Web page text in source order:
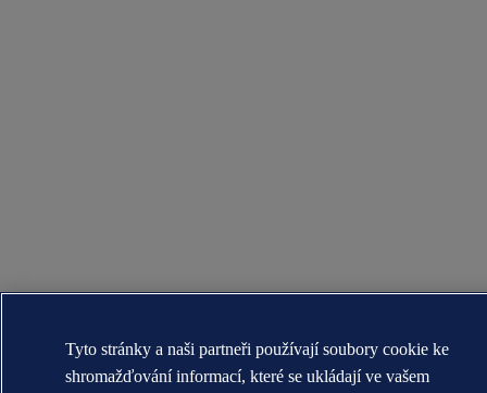
Tyto stránky a naši partneři používají soubory cookie ke
shromažďování informací, které se ukládají ve vašem